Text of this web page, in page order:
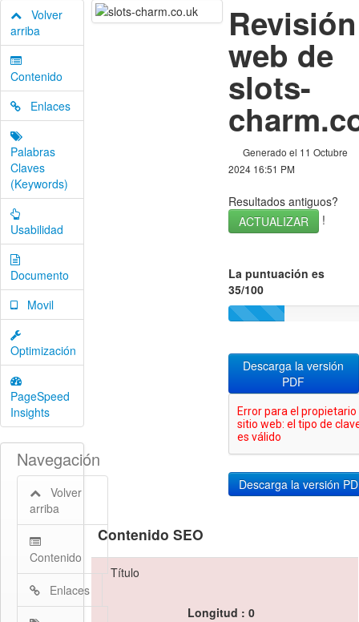
Volver
arriba
Contenido
Enlaces
Palabras
Claves
(Keywords)
Usabilidad
Documento
Movil
Optimización
PageSpeed
Insights
Navegación
Volver
arriba
Contenido
Enlaces
Revisión
web de
slots-
Generado el 11 Octubre
2024 16:51 PM
Resultados antiguos?
ACTUALIZAR
!
La puntuación es
35/100
Descarga la versión
PDF
Contenido SEO
Título
Longitud : 0